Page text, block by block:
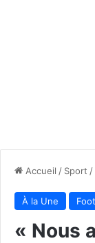
Accueil / Sport /
À la Une
« Nous